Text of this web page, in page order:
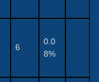
6
0.0
8%